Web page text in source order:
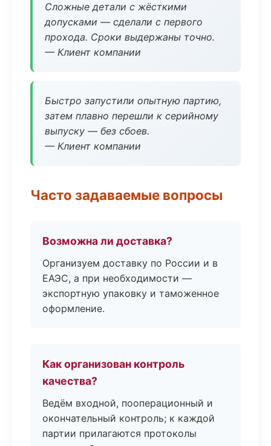
Сложные детали с жёсткими
допусками — сделали с первого
прохода. Сроки выдержаны точно.
— Клиент компании
Быстро запустили опытную партию,
затем плавно перешли к серийному
выпуску — без сбоев.
— Клиент компании
Часто задаваемые вопросы
Возможна ли доставка?
Организуем доставку по России и в
ЕАЭС, а при необходимости —
экспортную упаковку и таможенное
оформление.
Как организован контроль
качества?
Ведём входной, пооперационный и
окончательный контроль; к каждой
партии прилагаются протоколы